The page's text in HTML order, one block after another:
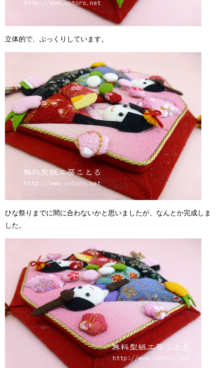
立体的で、ぷっくりしています。
ひな祭りまでに間に合わないかと思いましたが、なんとか完成しま
した。